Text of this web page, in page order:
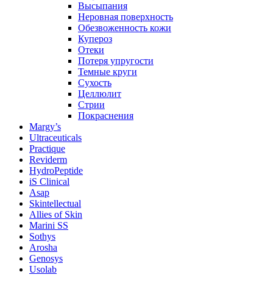
Высыпания
Неровная поверхность
Обезвоженность кожи
Купероз
Отеки
Потеря упругости
Темные круги
Сухость
Целлюлит
Стрии
Покраснения
Margy’s
Ultraceuticals
Practique
Reviderm
HydroPeptide
iS Clinical
Asap
Skintellectual
Allies of Skin
Marini SS
Sothys
Arosha
Genosys
Usolab